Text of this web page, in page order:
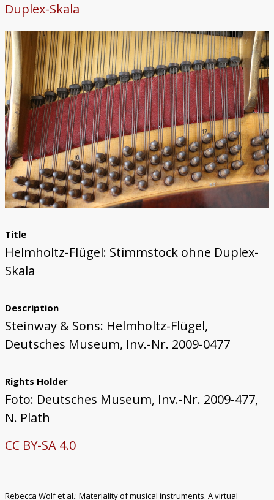
Duplex-Skala
Title
Helmholtz-Flügel: Stimmstock ohne Duplex-
Skala
Description
Steinway & Sons: Helmholtz-Flügel,
Deutsches Museum, Inv.-Nr. 2009-0477
Rights Holder
Foto: Deutsches Museum, Inv.-Nr. 2009-477,
N. Plath
CC BY-SA 4.0
Rebecca Wolf et al.: Materiality of musical instruments. A virtual